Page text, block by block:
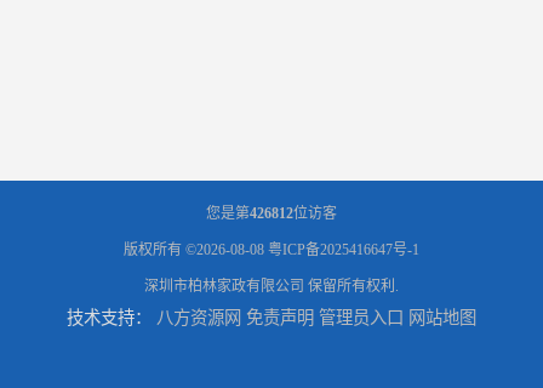
您是第426812位访客
版权所有 ©2026-08-08 粤ICP备2025416647号-1
深圳市柏林家政有限公司 保留所有权利.
技术支持： 八方资源网 免责声明 管理员入口 网站地图